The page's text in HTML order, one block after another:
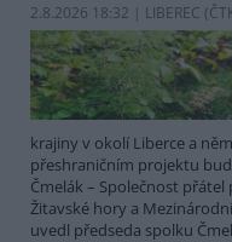
2.8.2026 18:32 | LIBEREC (
krajiny v okolí Liberce a
přeshraničním projektu
Čmelák – Společnost
Žitavské hory a
uvedl předseda spolku